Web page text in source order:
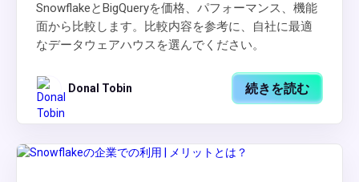
SnowflakeとBigQueryを価格、パフォーマンス、機能
面から比較します。比較内容を参考に、自社に最適
なデータウェアハウスを選んでください。
Donal Tobin 続きを読む